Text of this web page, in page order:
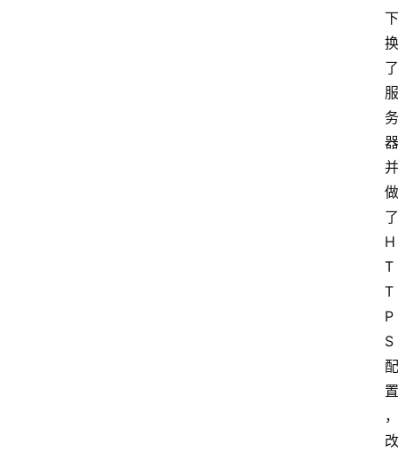
下
换
了
服
务
器
并
做
了
H
T
T
P
S
配
置
，
改